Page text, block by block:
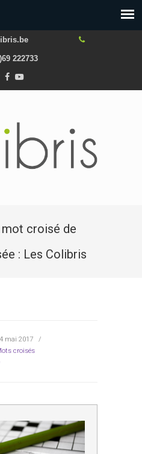
222733
mot croisé de
: Les Colibris
mai 2017
/
croisés